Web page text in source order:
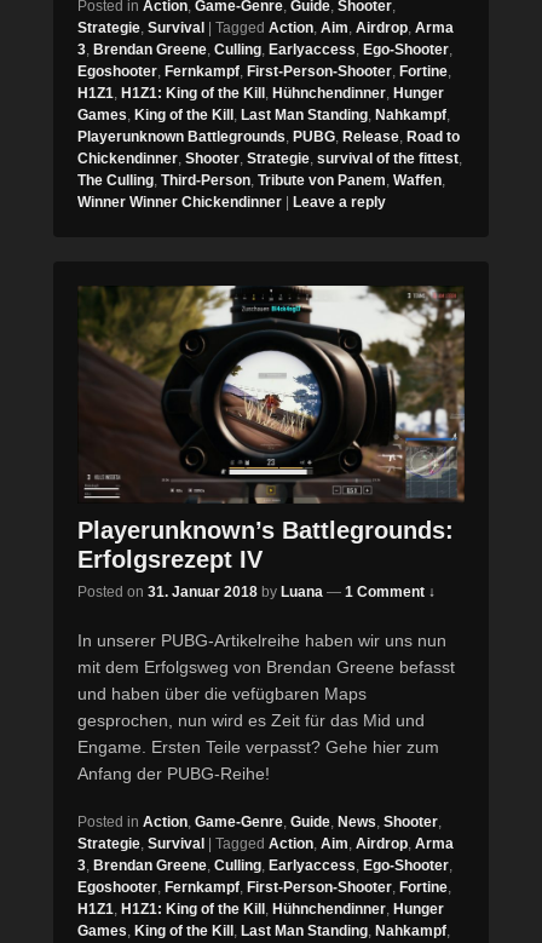
Posted in Action, Game-Genre, Guide, Shooter,
Strategie, Survival Tagged Action, Aim, Airdrop, Arma
3, Brendan Greene, Culling, Earlyaccess, Ego-Shooter,
Egoshooter, Fernkampf, First-Person-Shooter, Fortine,
H1Z1, H1Z1: King of the Kill , Hühnchendinner, Hunger
Games, King of the Kill , Last Man Standing, Nahkampf,
Playerunknown Battlegrounds, PUBG, Release, Road to
Chickendinner, Shooter, Strategie, survival of the fittest,
The Culling, Third-Person, Tribute von Panem, Waffen,
Winner Winner Chickendinner
Leave a reply
Playerunknown’s Battlegrounds:
Erfolgsrezept IV
Posted on 31. Januar 2018 by Luana — 1 Comment ↓
In unserer PUBG-Artikelreihe haben wir uns nun
mit dem Erfolgsweg von Brendan Greene befasst
und haben über die vefügbaren Maps
gesprochen, nun wird es Zeit für das Mid und
Engame. Ersten Teile verpasst? Gehe hier zum
Anfang der PUBG-Reihe!
Posted in Action, Game-Genre, Guide, News, Shooter,
Strategie, Survival Tagged Action, Aim, Airdrop, Arma
3, Brendan Greene, Culling, Earlyaccess, Ego-Shooter,
Egoshooter, Fernkampf, First-Person-Shooter, Fortine,
H1Z1, H1Z1: King of the Kill , Hühnchendinner, Hunger
Games, King of the Kill , Last Man Standing, Nahkampf,